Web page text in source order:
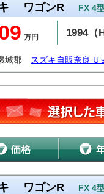
ワゴンR FX 4型
万円 1994（
城郡 スズキ自販奈良
ワゴンR FX 4